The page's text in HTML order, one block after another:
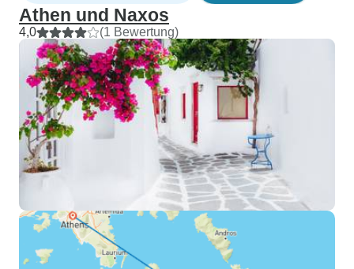
Athen und Naxos
4,0 (1 Bewertung)